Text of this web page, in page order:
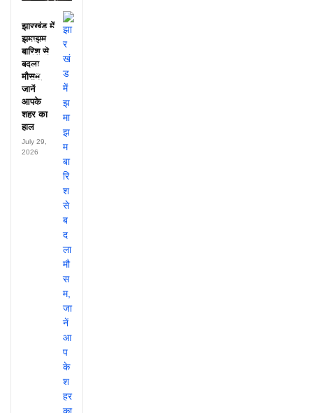
25
अफसरों
के नाम,
हर महीने
पहुंचते थे
लाखों!
झारखंड में
झमाझम
बारिश से
बदला
मौसम,
जानें
आपके
शहर का
हाल
July 29,
2026